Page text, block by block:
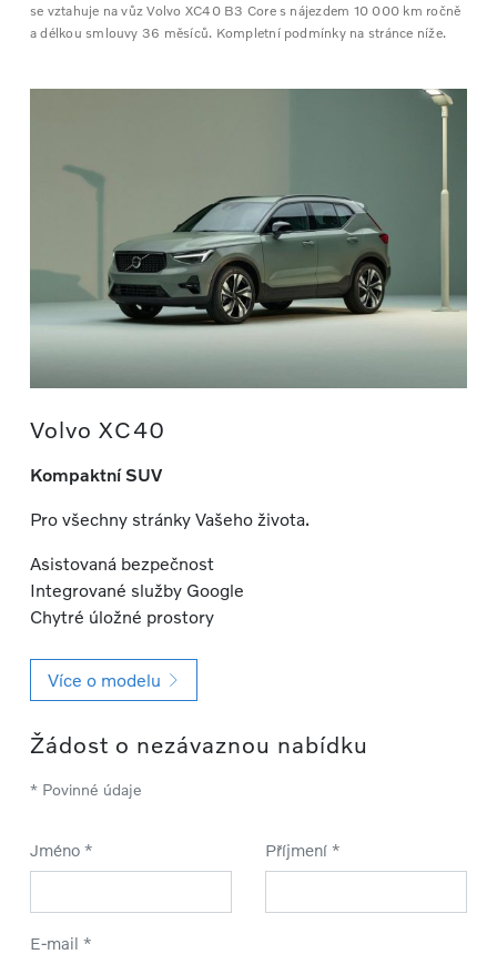
se vztahuje na vůz Volvo XC40 B3 Core s nájezdem 10 000 km ročně
a délkou smlouvy 36 měsíců. Kompletní podmínky na stránce níže.
Volvo XC40
Kompaktní SUV
Pro všechny stránky Vašeho života.
Asistovaná bezpečnost
Integrované služby Google
Chytré úložné prostory
Více o modelu
Žádost o nezávaznou nabídku
* Povinné údaje
Jméno * Příjmení *
E-mail *